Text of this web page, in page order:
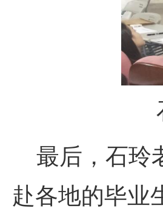
最后，石玲
赴各地的毕业